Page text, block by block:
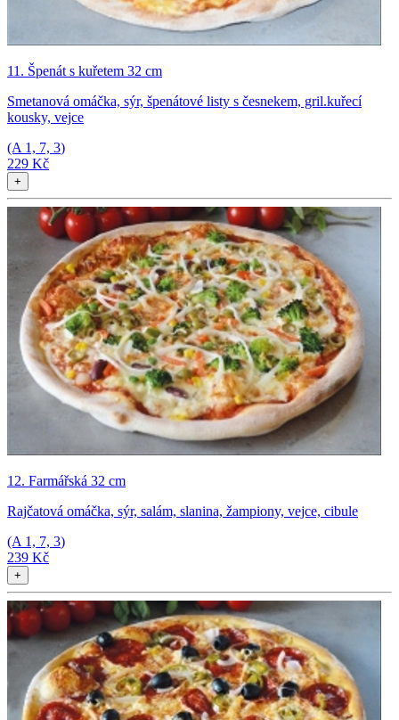
11. Špenát s kuřetem 32 cm
Smetanová omáčka, sýr, špenátové listy s česnekem, gril.kuřecí
kousky, vejce
(A 1, 7, 3)
229 Kč
+
12. Farmářská 32 cm
Rajčatová omáčka, sýr, salám, slanina, žampiony, vejce, cibule
(A 1, 7, 3)
239 Kč
+